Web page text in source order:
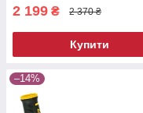
2 199 ₴ 2 370 ₴
Купити
–14%